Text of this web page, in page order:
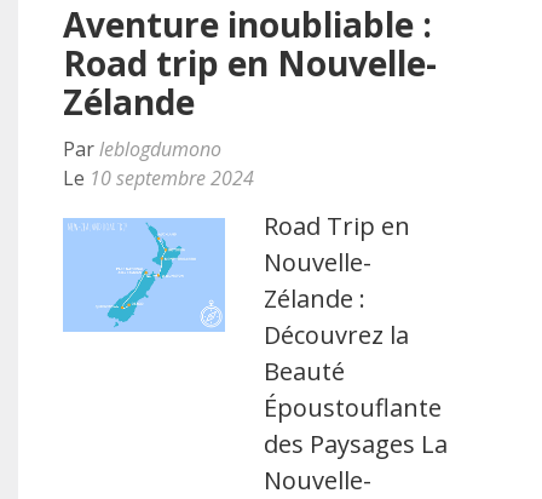
Aventure inoubliable :
Road trip en Nouvelle-
Zélande
Parleblogdumono
Le 10 septembre 2024
Road Trip en
Nouvelle-
Zélande :
Découvrez la
Beauté
Époustouflante
des Paysages La
Nouvelle-